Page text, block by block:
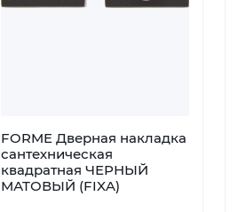
FORME Дверная накладка
сантехническая
квадратная ЧЕРНЫЙ
МАТОВЫЙ (FIXA)